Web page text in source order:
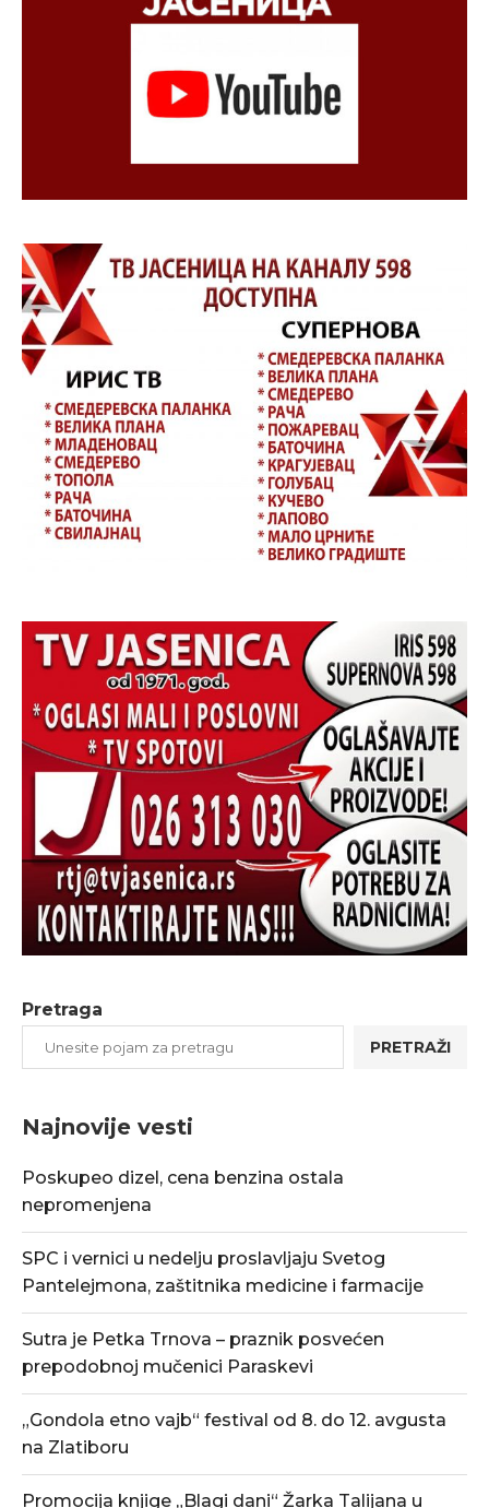
Pretraga
PRETRAŽI
Najnovije vesti
Poskupeo dizel, cena benzina ostala
nepromenjena
SPC i vernici u nedelju proslavljaju Svetog
Pantelejmona, zaštitnika medicine i farmacije
Sutra je Petka Trnova – praznik posvećen
prepodobnoj mučenici Paraskevi
„Gondola etno vajb“ festival od 8. do 12. avgusta
na Zlatiboru
Promocija knjige „Blagi dani“ Žarka Talijana u